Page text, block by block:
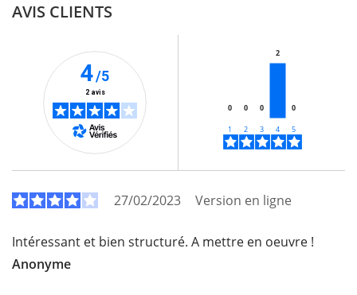
AVIS CLIENTS
4/5
2 avis
0 0 0
2
0
27/02/2023 Version en ligne
Intéressant et bien structuré. A mettre en oeuvre !
Anonyme